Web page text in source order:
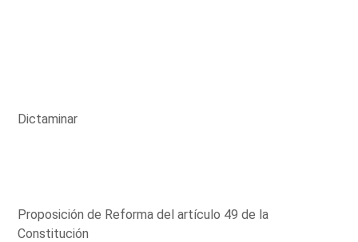
Dictaminar
Proposición de Reforma del artículo 49 de la
Constitución